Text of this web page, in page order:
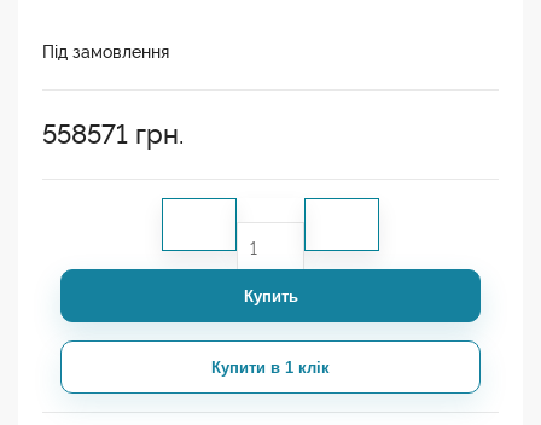
Під замовлення
558571 грн.
Купить
Купити в 1 клік